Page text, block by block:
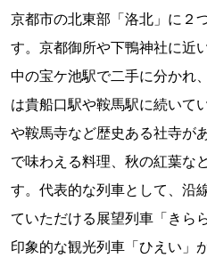
京都市の北東部「洛北」に２
す。京都御所や下鴨神社に近
中の宝ケ池駅で二手に分かれ
は貴船口駅や鞍馬駅に続いて
や鞍馬寺など歴史ある社寺が
で味わえる料理、秋の紅葉な
す。代表的な列車として、沿
ていただける展望列車「きら
印象的な観光列車「ひえい」